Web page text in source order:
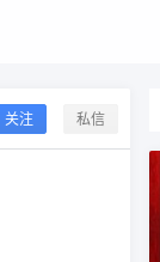
关注 私信